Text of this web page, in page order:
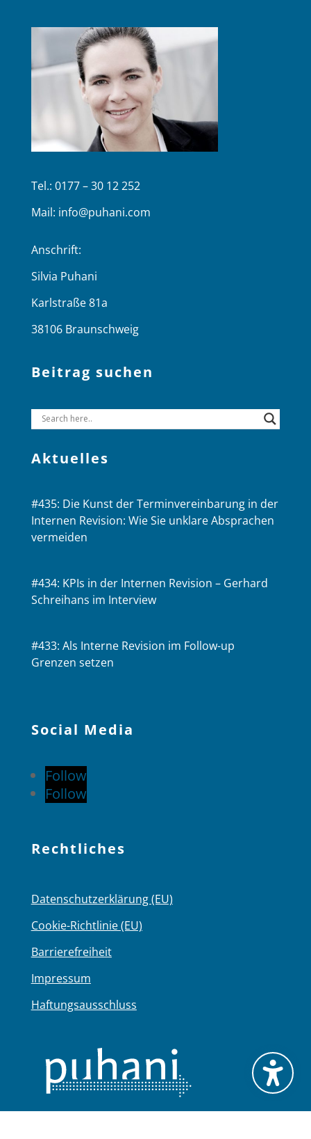
Tel.: 0177 – 30 12 252
Mail: info@puhani.com
Anschrift:
Silvia Puhani
Karlstraße 81a
38106 Braunschweig
Beitrag suchen
Aktuelles
#435: Die Kunst der Terminvereinbarung in der
Internen Revision: Wie Sie unklare Absprachen
vermeiden
#434: KPIs in der Internen Revision – Gerhard
Schreihans im Interview
#433: Als Interne Revision im Follow-up
Grenzen setzen
Social Media
Follow
Follow
Rechtliches
Datenschutzerklärung (EU)
Cookie-Richtlinie (EU)
Barrierefreiheit
Impressum
Haftungsausschluss